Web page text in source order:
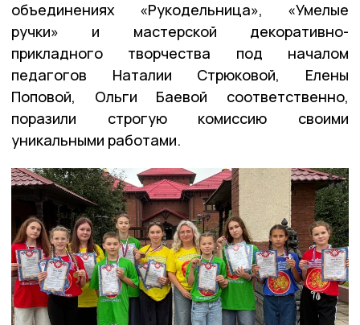
объединениях «Рукодельница», «Умелые
ручки» и мастерской декоративно-
прикладного творчества под началом
педагогов Наталии Стрюковой, Елены
Поповой, Ольги Баевой соответственно,
поразили строгую комиссию своими
уникальными работами.